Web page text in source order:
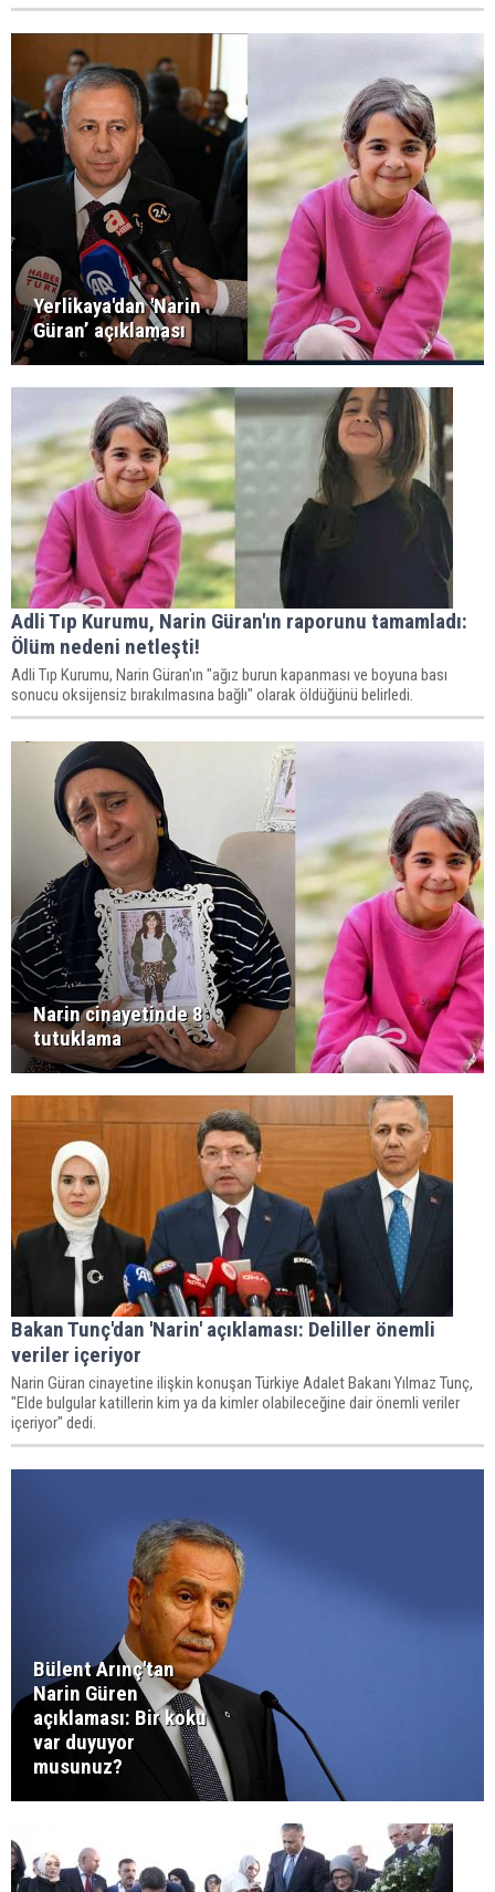
Yerlikaya'dan 'Narin
Güran’ açıklaması
Adli Tıp Kurumu, Narin Güran'ın raporunu tamamladı:
Ölüm nedeni netleşti!
Adli Tıp Kurumu, Narin Güran'ın "ağız burun kapanması ve boyuna bası
sonucu oksijensiz bırakılmasına bağlı" olarak öldüğünü belirledi.
Narin cinayetinde 8
tutuklama
Bakan Tunç'dan 'Narin' açıklaması: Deliller önemli
veriler içeriyor
Narin Güran cinayetine ilişkin konuşan Türkiye Adalet Bakanı Yılmaz Tunç,
"Elde bulgular katillerin kim ya da kimler olabileceğine dair önemli veriler
içeriyor" dedi.
Bülent Arınç'tan
Narin Güren
açıklaması: Bir koku
var duyuyor
musunuz?